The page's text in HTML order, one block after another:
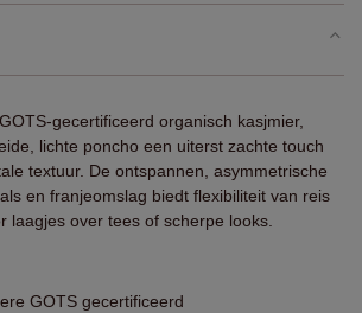
gecertificeerd organisch kasjmier,
lichte poncho een uiterst zachte touch
textuur. De ontspannen, asymmetrische
en franjeomslag biedt flexibiliteit van reis
laagjes over tees of scherpe looks.
GOTS gecertificeerd